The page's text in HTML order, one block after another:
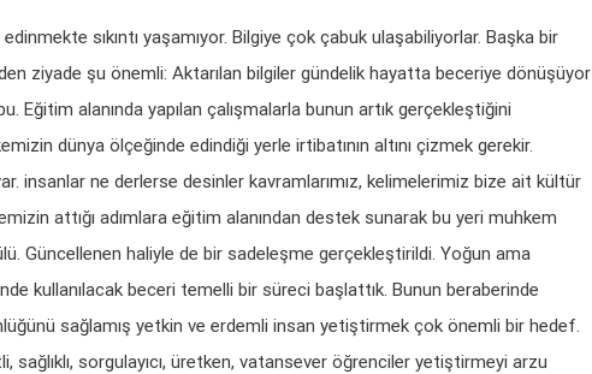
sıkıntı yaşamıyor. Bilgiye çok çabuk ulaşabiliyorlar. Başka bir
ziyade şu önemli: Aktarılan bilgiler gündelik hayatta beceriye dönüşüyor
alanında yapılan çalışmalarla bunun artık gerçekleştiğini
dünya ölçeğinde edindiği yerle irtibatının altını çizmek gerekir.
insanlar ne derlerse desinler kavramlarımız, kelimelerimiz bize ait kültür
attığı adımlara eğitim alanından destek sunarak bu yeri muhkem
Güncellenen haliyle de bir sadeleşme gerçekleştirildi. Yoğun ama
kullanılacak beceri temelli bir süreci başlattık. Bunun beraberinde
sağlamış yetkin ve erdemli insan yetiştirmek çok önemli bir hedef.
sağlıklı, sorgulayıcı, üretken, vatansever öğrenciler yetiştirmeyi arzu